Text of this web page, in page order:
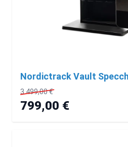
Nordictrack Vault
3.499,00 €
799,00 €